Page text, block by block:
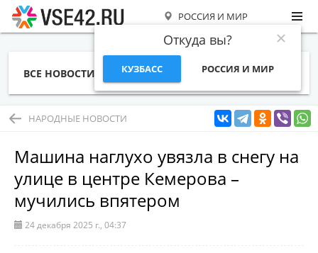
РОССИЯ И МИР
Откуда вы?
КУЗБАСС РОССИЯ И МИР
ВСЕ НОВОСТИ СТАТЬИ ТЕМЫ ФОТО
НАРОДНЫЕ НОВОСТИ
Машина наглухо увязла в снегу на
улице в центре Кемерова –
мучились впятером
24 декабря 2025 г., 04:37